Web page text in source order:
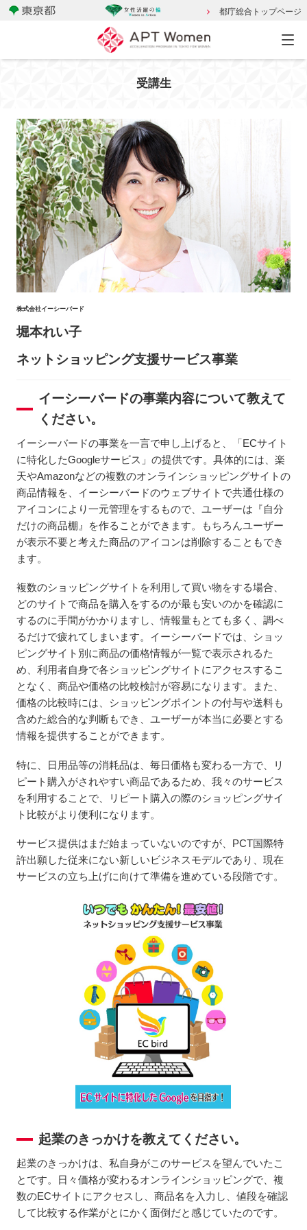
都庁総合トップページ
受講生
株式会社イーシーバード
堀本れい子
ネットショッピング支援サービス事業
イーシーバードの事業内容について教えて
ください。
イーシーバードの事業を一言で申し上げると、「ECサイト
に特化したGoogleサービス」の提供です。具体的には、楽
天やAmazonなどの複数のオンラインショッピングサイトの
商品情報を、イーシーバードのウェブサイトで共通仕様の
アイコンにより一元管理をするもので、ユーザーは『自分
だけの商品棚』を作ることができます。もちろんユーザー
が表示不要と考えた商品のアイコンは削除することもでき
ます。
複数のショッピングサイトを利用して買い物をする場合、
どのサイトで商品を購入をするのが最も安いのかを確認に
するのに手間がかかりますし、情報量もとても多く、調べ
るだけで疲れてしまいます。イーシーバードでは、ショッ
ピングサイト別に商品の価格情報が一覧で表示されるた
め、利用者自身で各ショッピングサイトにアクセスするこ
となく、商品や価格の比較検討が容易になります。また、
価格の比較時には、ショッピングポイントの付与や送料も
含めた総合的な判断もでき、ユーザーが本当に必要とする
情報を提供することができます。
特に、日用品等の消耗品は、毎日価格も変わる一方で、リ
ピート購入がされやすい商品であるため、我々のサービス
を利用することで、リピート購入の際のショッピングサイ
ト比較がより便利になります。
サービス提供はまだ始まっていないのですが、PCT国際特
許出願した従来にない新しいビジネスモデルであり、現在
サービスの立ち上げに向けて準備を進めている段階です。
起業のきっかけを教えてください。
起業のきっかけは、私自身がこのサービスを望んでいたこ
とです。日々価格が変わるオンラインショッピングで、複
数のECサイトにアクセスし、商品名を入力し、値段を確認
して比較する作業がとにかく面倒だと感じていたのです。